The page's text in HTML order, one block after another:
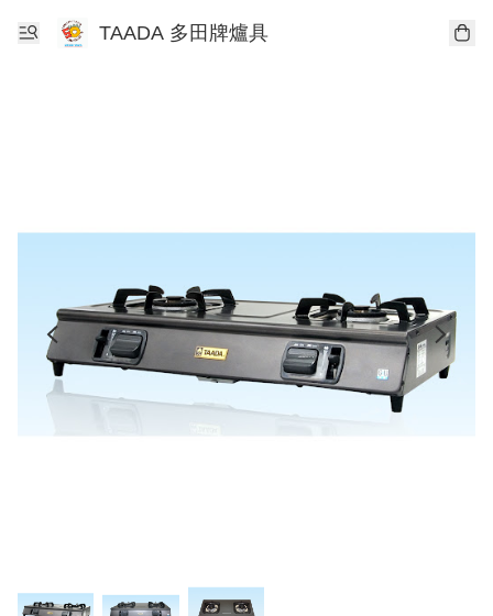
TAADA 多田牌爐具